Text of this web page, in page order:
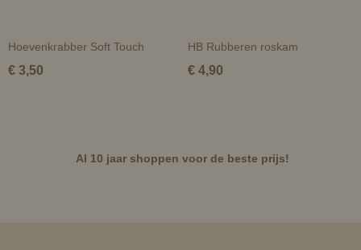
Hoevenkrabber Soft Touch
€ 3,50
HB Rubberen roskam
€ 4,90
Al 10 jaar shoppen voor de beste prijs!